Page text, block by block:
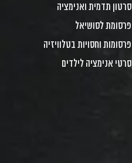
סרטון תדמית ואנימציה
פרסומת לסושיאל
פרסומות וחסויות בטלוויזיה
סרטי אנימציה לילדים